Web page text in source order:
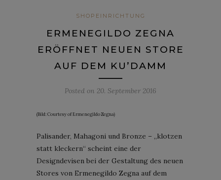
SHOPEINRICHTUNG
ERMENEGILDO ZEGNA
ERÖFFNET NEUEN STORE
AUF DEM KU’DAMM
Posted on 20. September 2016
(Bild: Courtesy of Ermenegildo Zegna)
Palisander, Mahagoni und Bronze – „klotzen
statt kleckern“ scheint eine der
Designdevisen bei der Gestaltung des neuen
Stores von Ermenegildo Zegna auf dem